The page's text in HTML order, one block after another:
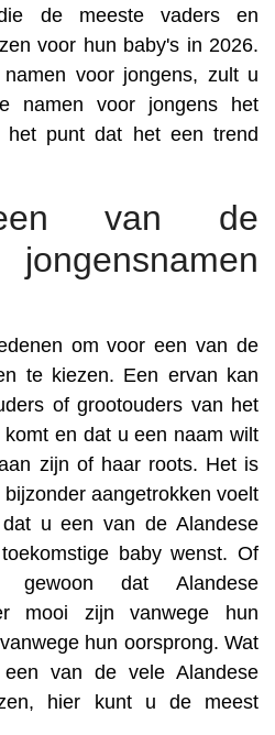
de meeste vaders en
voor hun baby's in 2026.
voor jongens, zult u
namen voor jongens het
het punt dat het een trend
van de
om voor een van de
te kiezen. Een ervan kan
of grootouders van het
komt en dat u een naam wilt
zijn of haar roots. Het is
aangetrokken voelt
u een van de Alandese
baby wenst. Of
dat Alandese
mooi zijn vanwege hun
hun oorsprong. Wat
van de vele Alandese
hier kunt u de meest